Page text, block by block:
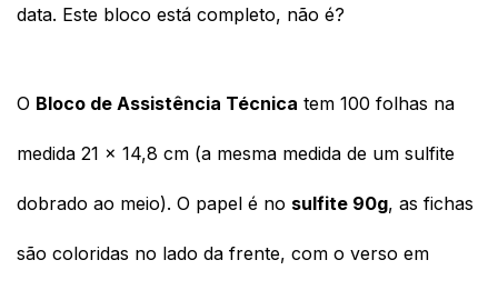
data. Este bloco está completo, não é?
O Bloco de Assistência Técnica tem 100 folhas na
medida 21 x 14,8 cm (a mesma medida de um sulfite
dobrado ao meio). O papel é no sulfite 90g, as fichas
são coloridas no lado da frente, com o verso em